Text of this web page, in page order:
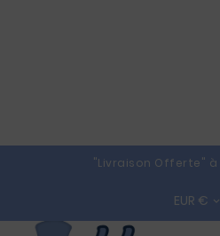
"Livraison Offerte"
EUR € 